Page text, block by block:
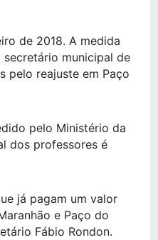
de 2018. A medida
municipal de
pelo reajuste em Paço
pelo Ministério da
dos professores é
já pagam um valor
e Paço do
Fábio Rondon.